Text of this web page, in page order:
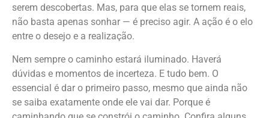
serem descobertas. Mas, para que elas se tornem reais,
não basta apenas sonhar — é preciso agir. A ação é o elo
entre o desejo e a realização.
Nem sempre o caminho estará iluminado. Haverá
dúvidas e momentos de incerteza. E tudo bem. O
essencial é dar o primeiro passo, mesmo que ainda não
se saiba exatamente onde ele vai dar. Porque é